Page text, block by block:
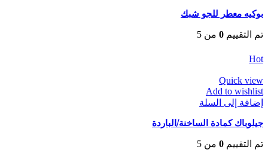
بوكيه معطر للجو شبك
تم التقييم 0 من 5
Hot
Quick view
Add to wishlist
إضافة إلى السلة
جيلوباك كمادة الساخنة/الباردة
تم التقييم 0 من 5